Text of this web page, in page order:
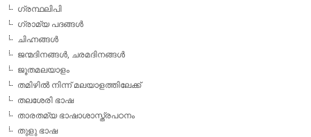
ഗ്രന്ഥലിപി
ഗ്രാമ്യ പദങ്ങള്‍
ചിഹ്നങ്ങള്‍
ജന്മദിനങ്ങള്‍, ചരമദിനങ്ങള്‍
ജൂതമലയാളം
തമിഴില്‍ നിന്ന് മലയാളത്തിലേക്ക്
തലശേരി ഭാഷ
താരതമ്യ ഭാഷാശാസ്ത്രപഠനം
തുളു ഭാഷ